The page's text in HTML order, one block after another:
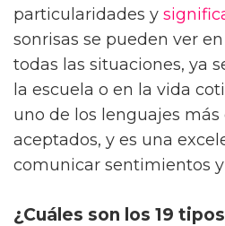
particularidades y
sonrisas se pueden ver
todas las situaciones, ya
la escuela o en la vida
uno de los lenguajes más
aceptados, y es una
comunicar sentimientos
¿Cuáles son los 19